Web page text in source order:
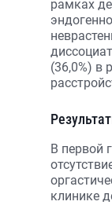
рамках
(36,0%) в
В первой
клинике